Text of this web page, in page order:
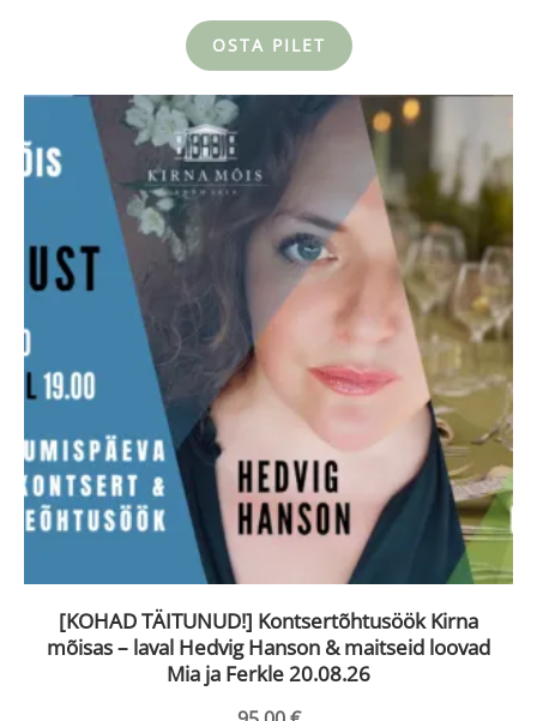
OSTA PILET
[KOHAD TÄITUNUD!] Kontsertõhtusöök Kirna
mõisas – laval Hedvig Hanson & maitseid loovad
Mia ja Ferkle 20.08.26